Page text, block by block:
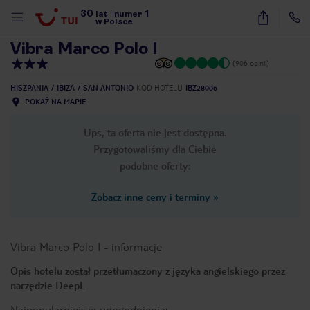
30 lat numer 1
w Polsce
29
Vibra Marco Polo I
(906 opinii)
HISZPANIA IBIZA SAN ANTONIO KOD HOTELU IBZ28006
POKAŻ NA MAPIE
Ups, ta oferta nie jest dostępna.
Przygotowaliśmy dla Ciebie
podobne oferty:
Zobacz inne ceny i terminy »
Vibra Marco Polo I - informacje
Opis hotelu został przetłumaczony z języka angielskiego przez
narzędzie DeepL